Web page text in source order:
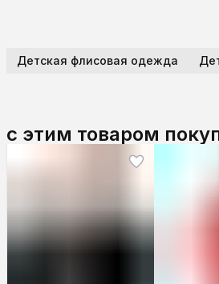
Детская флисовая одежда
с этим товаром